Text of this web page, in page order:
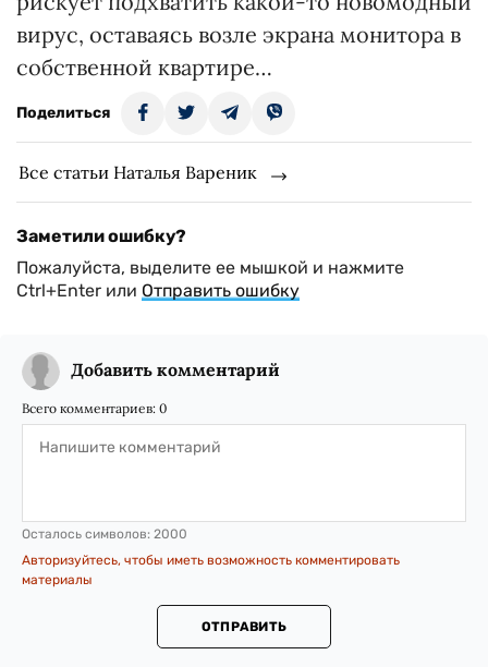
вирус, оставаясь возле экрана монитора в
собственной квартире…
Поделиться
Все статьи Наталья Вареник
Заметили ошибку?
Пожалуйста, выделите ее мышкой и нажмите
Ctrl+Enter или Отправить ошибку
Добавить комментарий
Всего комментариев: 0
Осталось символов: 2000
Авторизуйтесь, чтобы иметь возможность комментировать
материалы
ОТПРАВИТЬ